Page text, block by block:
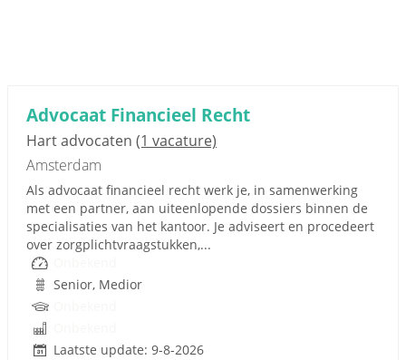
Advocaat Financieel Recht
Hart advocaten (1 vacature)
Amsterdam
Als advocaat financieel recht werk je, in samenwerking
met een partner, aan uiteenlopende dossiers binnen de
specialisaties van het kantoor. Je adviseert en procedeert
over zorgplichtvraagstukken,...
Senior, Medior
Laatste update: 9-8-2026